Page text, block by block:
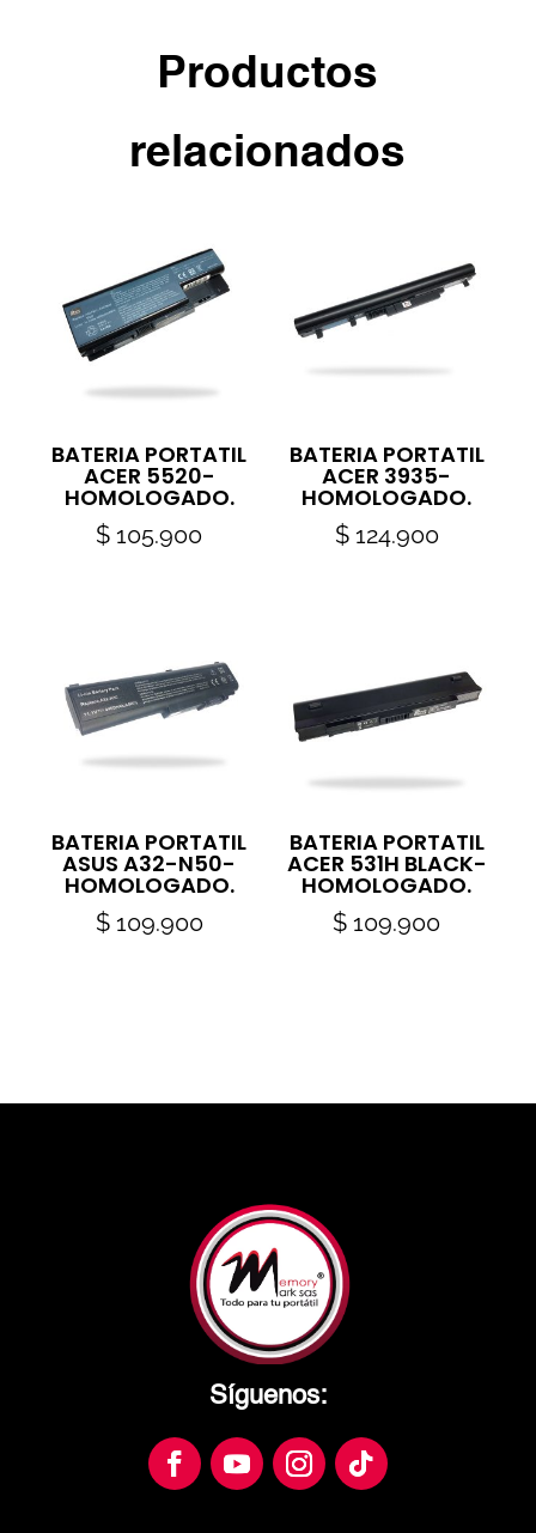
Productos
relacionados
BATERIA PORTATIL
ACER 5520-
HOMOLOGADO.
$ 105.900
BATERIA PORTATIL
ACER 3935-
HOMOLOGADO.
$124.900
BATERIA PORTATIL
ASUS A32-N50-
HOMOLOGADO.
$109.900
BATERIA PORTATIL
ACER 531H BLACK-
HOMOLOGADO.
$ 109.900
Síguenos: